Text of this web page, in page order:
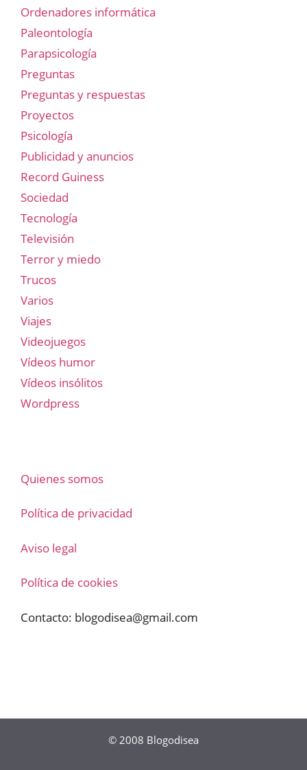
Ordenadores informática
Paleontología
Parapsicología
Preguntas
Preguntas y respuestas
Proyectos
Psicología
Publicidad y anuncios
Record Guiness
Sociedad
Tecnología
Televisión
Terror y miedo
Trucos
Varios
Viajes
Videojuegos
Vídeos humor
Vídeos insólitos
Wordpress
Quienes somos
Política de privacidad
Aviso legal
Política de cookies
Contacto: blogodisea@gmail.com
© 2008 Blogodisea